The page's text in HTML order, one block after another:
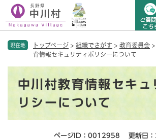
現在地 トップページ > 組織でさがす > 教育委員会 >
育情報セキュリティポリシーについて
中川村教育情報セキュ
リシーについて
ページID：0012958 更新日